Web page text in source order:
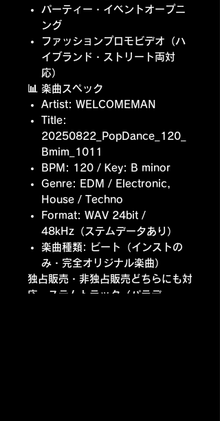
パーティー・イベントオープニ
ング
ファッションプロモビデオ（ハ
イブランド・ストリート両対
応）
📊 楽曲スペック
Artist: WELCOMEMAN
Title:
20250822_PopDance_120_
Bmim_1011
BPM: 120 / Key: B minor
Genre: EDM / Electronic,
House / Techno
Format: WAV 24bit /
48kHz（ステムデータあり）
楽曲種類: ビート（インストの
み・完全オリジナル楽曲）
独占販売・非独占販売どちらにも対
応。ステムトラック（パラデー